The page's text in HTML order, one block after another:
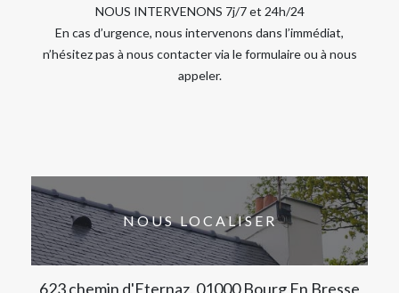
NOUS INTERVENONS 7j/7 et 24h/24
En cas d’urgence, nous intervenons dans l’immédiat,
n’hésitez pas à nous contacter via le formulaire ou à nous
appeler.
NOUS LOCALISER
623 chemin d'Eternaz, 01000 Bourg En Bresse